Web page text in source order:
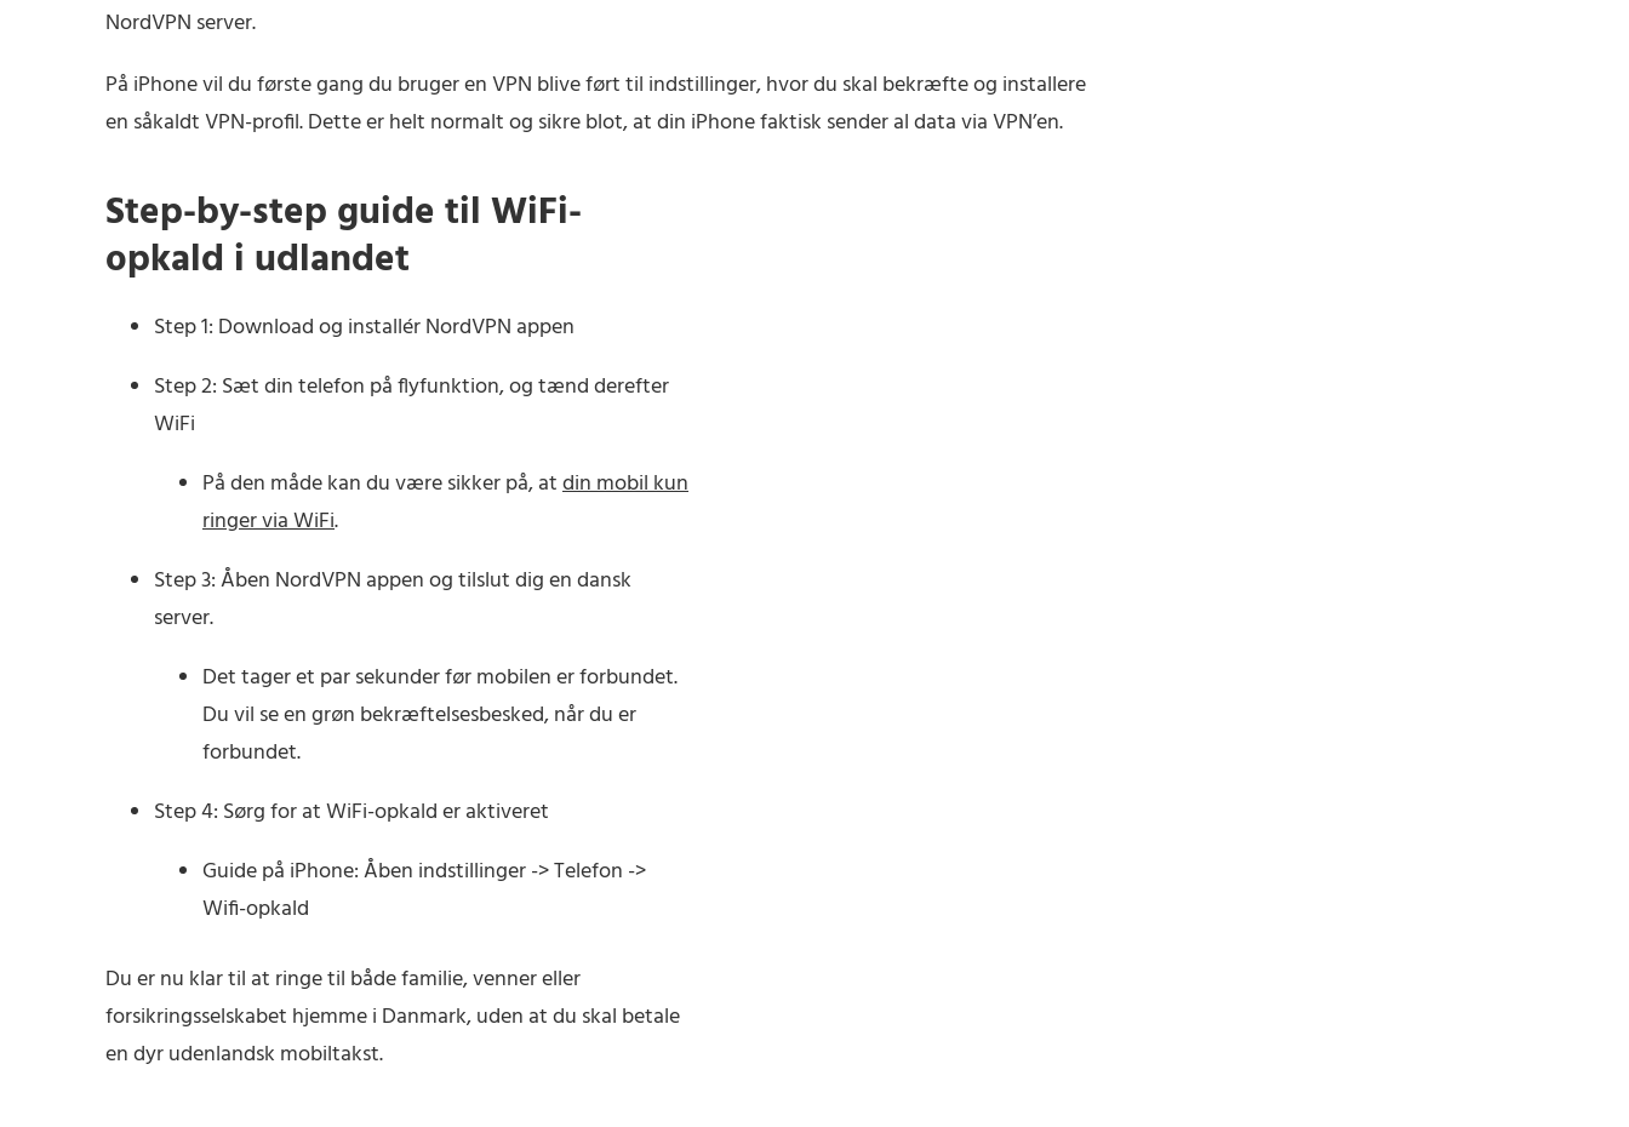
NordVPN server.
På iPhone vil du første gang du bruger en VPN blive ført til indstillinger, hvor du skal bekræfte og installere
en såkaldt VPN-profil. Dette er helt normalt og sikre blot, at din iPhone faktisk sender al data via VPN’en.
Step-by-step guide til WiFi-
opkald i udlandet
Step 1: Download og installér NordVPN appen
Step 2: Sæt din telefon på flyfunktion, og tænd derefter
WiFi
På den måde kan du være sikker på, atdin mobil kun
ringer via WiFi.
Step 3: Åben NordVPN appen og tilslut dig en dansk
server.
Det tager et par sekunder før mobilen er forbundet.
Du vil se en grøn bekræftelsesbesked, når du er
forbundet.
Step 4: Sørg for at WiFi-opkald er aktiveret
Guide på iPhone: Åben indstillinger -> Telefon ->
Wifi-opkald
Du er nu klar til at ringe til både familie, venner eller
forsikringsselskabet hjemme i Danmark, uden at du skal betale
en dyr udenlandsk mobiltakst.